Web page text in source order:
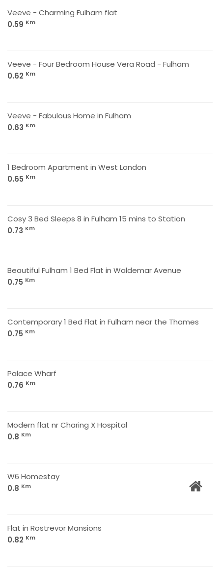
Veeve - Charming Fulham flat
0.59 Km
Veeve - Four Bedroom House Vera Road - Fulham
0.62 Km
Veeve - Fabulous Home in Fulham
0.63 Km
1 Bedroom Apartment in West London
0.65 Km
Cosy 3 Bed Sleeps 8 in Fulham 15 mins to Station
0.73 Km
Beautiful Fulham 1 Bed Flat in Waldemar Avenue
0.75 Km
Contemporary 1 Bed Flat in Fulham near the Thames
0.75 Km
Palace Wharf
0.76 Km
Modern flat nr Charing X Hospital
0.8 Km
W6 Homestay
0.8 Km
Flat in Rostrevor Mansions
0.82 Km